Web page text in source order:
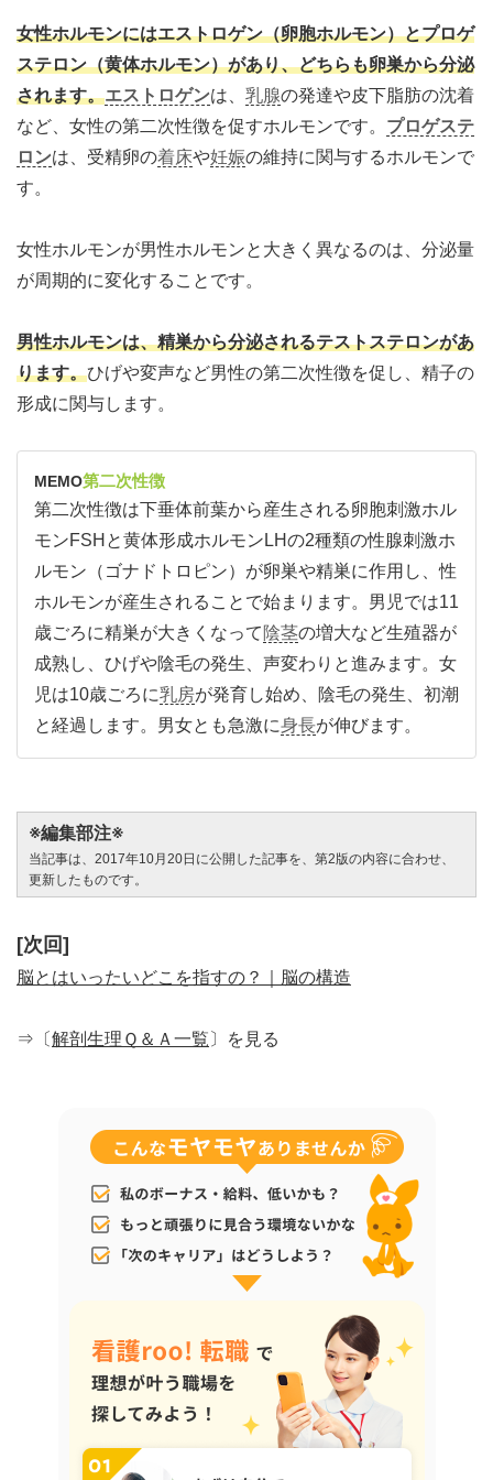
女性ホルモンにはエストロゲン（卵胞ホルモン）とプロゲ
ステロン（黄体ホルモン）があり、どちらも卵巣から分泌
されます。エストロゲンは、 乳腺の発達や皮下脂肪の沈着
など、女性の第二次性徴を促すホルモンです。 プロゲステ
ロンは、受精卵の着床や妊娠の維持に関与するホルモンで
す。
女性ホルモンが男性ホルモンと大きく異なるのは、分泌量
が周期的に変化することです。
男性ホルモンは、精巣から分泌されるテストステロンがあ
ります。ひげや変声など男性の第二次性徴を促し、精子の
形成に関与します。
MEMO第二次性徴
第二次性徴は下垂体前葉から産生される卵胞刺激ホル
モンFSHと黄体形成ホルモンLHの2種類の性腺刺激ホ
ルモン（ゴナドトロピン）が卵巣や精巣に作用し、性
ホルモンが産生されることで始まります。男児では11
歳ごろに精巣が大きくなって 陰茎の増大など生殖器が
成熟し、ひげや陰毛の発生、声変わりと進みます。女
児は10歳ごろに乳房が発育し始め、陰毛の発生、初潮
と経過します。男女とも急激に身長が伸びます。
※編集部注※
当記事は、2017年10月20日に公開した記事を、第2版の内容に合わせ、
更新したものです。
[次回]
脳とはいったいどこを指すの？｜脳の構造
⇒〔解剖生理Ｑ＆Ａ一覧 〕を見る